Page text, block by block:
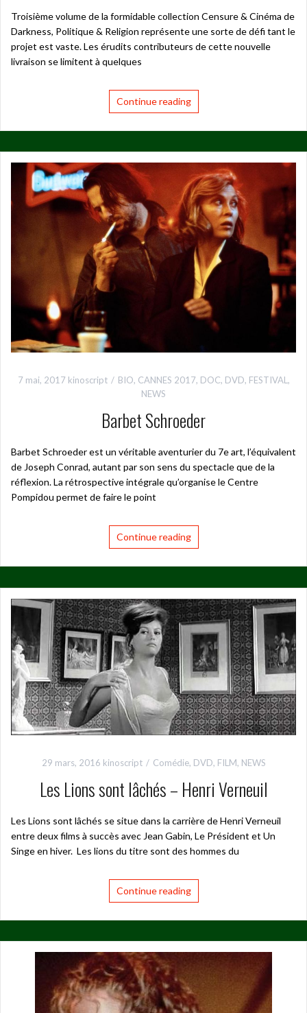
Troisième volume de la formidable collection Censure & Cinéma de
Darkness, Politique & Religion représente une sorte de défi tant le
projet est vaste. Les érudits contributeurs de cette nouvelle
livraison se limitent à quelques
Continue reading
7 mai, 2017 kinoscript BIO, CANNES 2017, DOC, DVD, FESTIVAL,
NEWS
Barbet Schroeder
Barbet Schroeder est un véritable aventurier du 7e art, l’équivalent
de Joseph Conrad, autant par son sens du spectacle que de la
réflexion. La rétrospective intégrale qu’organise le Centre
Pompidou permet de faire le point
Continue reading
29 mars, 2016 kinoscript Comédie, DVD, FILM, NEWS
Les Lions sont lâchés – Henri Verneuil
Les Lions sont lâchés se situe dans la carrière de Henri Verneuil
entre deux films à succès avec Jean Gabin, Le Président et Un
Singe en hiver. Les lions du titre sont des hommes du
Continue reading